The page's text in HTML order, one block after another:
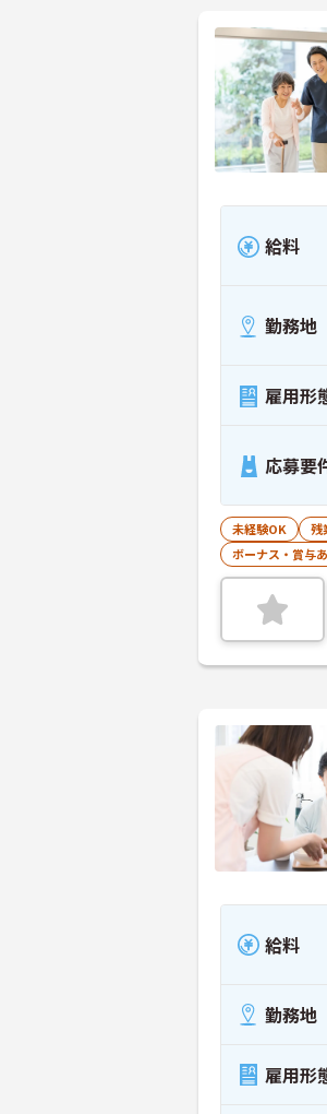
給料
勤務地
雇用形
応募要
未経験OK 残
ボーナス・賞与
給料
勤務地
雇用形